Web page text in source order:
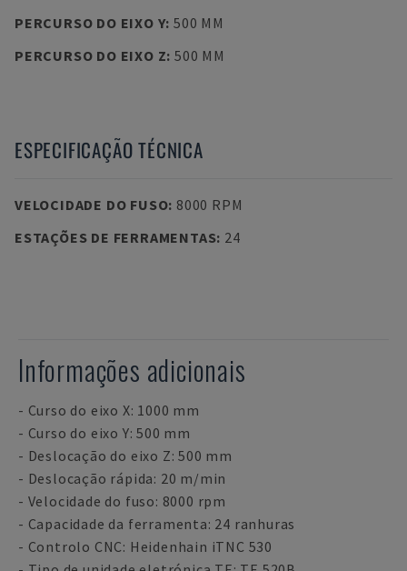
PERCURSO DO EIXO Y: 500 MM
PERCURSO DO EIXO Z: 500 MM
ESPECIFICAÇÃO TÉCNICA
VELOCIDADE DO FUSO: 8000 RPM
ESTAÇÕES DE FERRAMENTAS: 24
Informações adicionais
- Curso do eixo X: 1000 mm
- Curso do eixo Y: 500 mm
- Deslocação do eixo Z: 500 mm
- Deslocação rápida: 20 m/min
- Velocidade do fuso: 8000 rpm
- Capacidade da ferramenta: 24 ranhuras
- Controlo CNC: Heidenhain iTNC 530